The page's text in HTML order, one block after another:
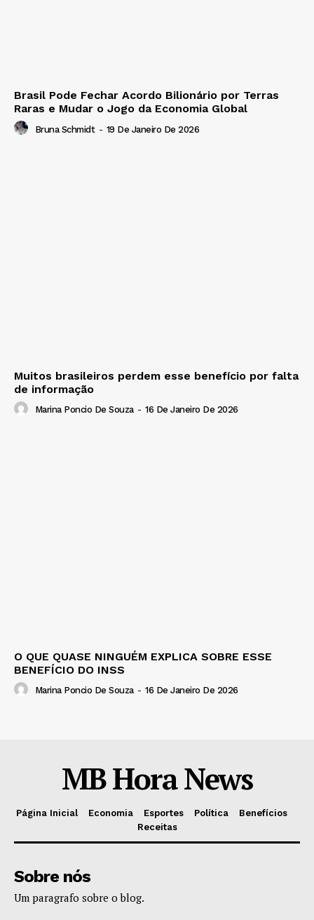
Brasil Pode Fechar Acordo Bilionário por Terras
Raras e Mudar o Jogo da Economia Global
Bruna Schmidt - 19 De Janeiro De 2026
Muitos brasileiros perdem esse benefício por falta
de informação
Marina Poncio De Souza - 16 De Janeiro De 2026
O QUE QUASE NINGUÉM EXPLICA SOBRE ESSE
BENEFÍCIO DO INSS
Marina Poncio De Souza - 16 De Janeiro De 2026
MB Hora News
Página Inicial Economia Esportes Política
Benefícios
Receitas
Sobre nós
Um paragrafo sobre o blog.